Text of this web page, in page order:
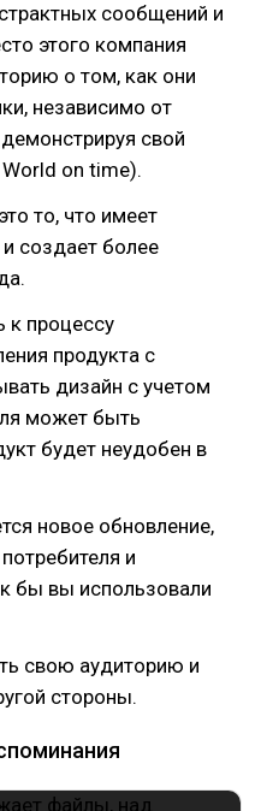
сообщений и
этого компания
о том, как они
независимо от
свой
on time).
то, что имеет
создает более
к процессу
продукта с
дизайн с учетом
может быть
будет неудобен в
новое обновление,
и
бы вы использовали
свою аудиторию и
стороны.